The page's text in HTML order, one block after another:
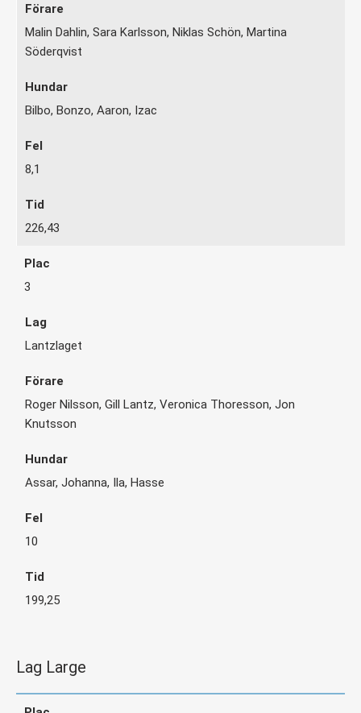
Malin Dahlin, Sara Karlsson, Niklas Schön, Martina
Söderqvist
Bilbo, Bonzo, Aaron, Izac
8,1
226,43
3
Lantzlaget
Roger Nilsson, Gill Lantz, Veronica Thoresson, Jon
Knutsson
Assar, Johanna, Ila, Hasse
10
199,25
Lag Large